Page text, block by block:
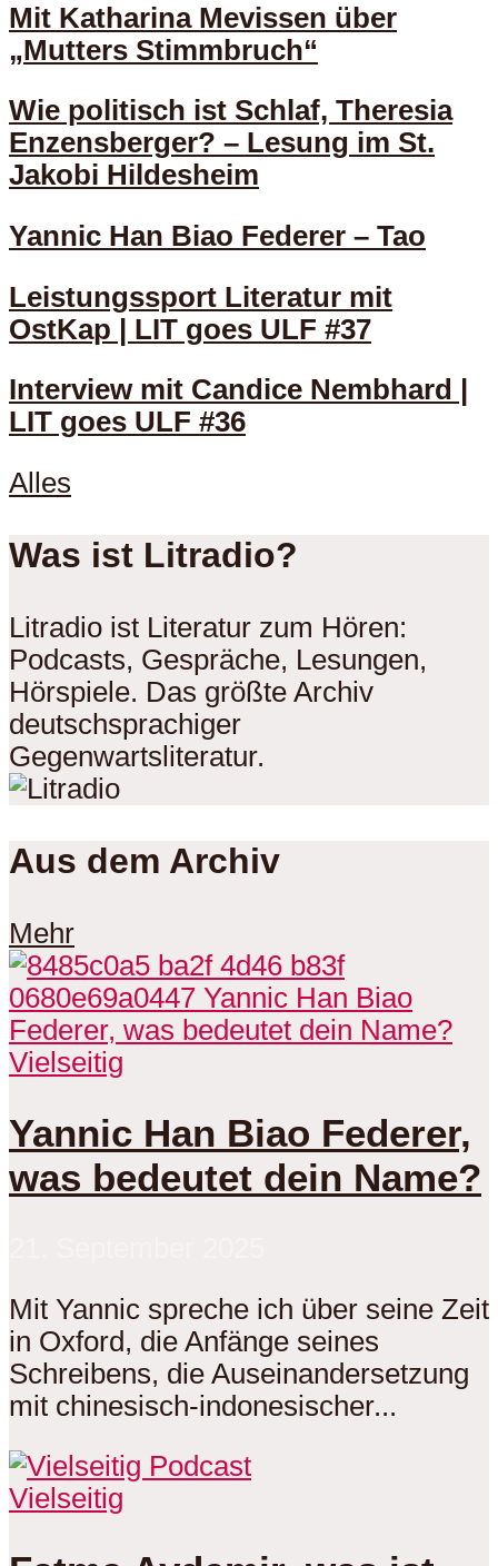
Mit Katharina Mevissen über
„Mutters Stimmbruch“
Wie politisch ist Schlaf, Theresia
Enzensberger? – Lesung im St.
Jakobi Hildesheim
Yannic Han Biao Federer – Tao
Leistungssport Literatur mit
OstKap | LIT goes ULF #37
Interview mit Candice Nembhard |
LIT goes ULF #36
Alles
Was ist Litradio?
Litradio ist Literatur zum Hören:
Podcasts, Gespräche, Lesungen,
Hörspiele. Das größte Archiv
deutschsprachiger
Gegenwartsliteratur.
Aus dem Archiv
Mehr
Vielseitig
Yannic Han Biao Federer,
was bedeutet dein Name?
Mit Yannic spreche ich über seine Zeit
in Oxford, die Anfänge seines
Schreibens, die Auseinandersetzung
mit chinesisch-indonesischer...
Vielseitig